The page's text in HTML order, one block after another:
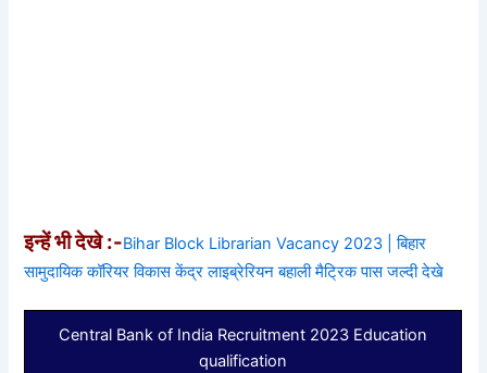
इन्हें भी देखे :-Bihar Block Librarian Vacancy 2023 | बिहार
सामुदायिक कॉरियर विकास केंद्र लाइब्रेरियन बहाली मैट्रिक पास जल्दी देखे
Central Bank of India Recruitment 2023 Education
qualification